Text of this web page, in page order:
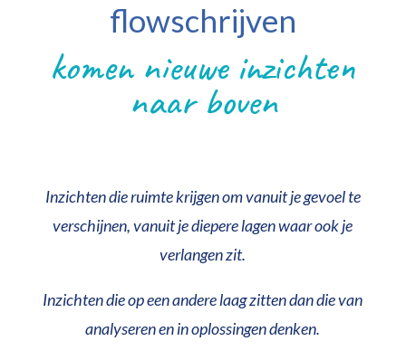
flowschrijven
komen nieuwe inzichten
naar boven
Inzichten die ruimte krijgen om vanuit je gevoel te
verschijnen, vanuit je diepere lagen waar ook je
verlangen zit.
Inzichten die op een andere laag zitten dan die van
analyseren en in oplossingen denken.